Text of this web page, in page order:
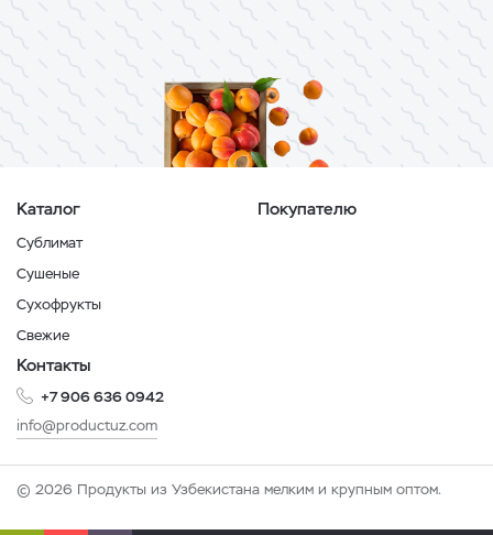
Каталог
Сублимат
Сушеные
Сухофрукты
Свежие
Покупателю
Контакты
+7 906 636 0942
info@productuz.com
© 2026 Продукты из Узбекистана мелким и крупным оптом.